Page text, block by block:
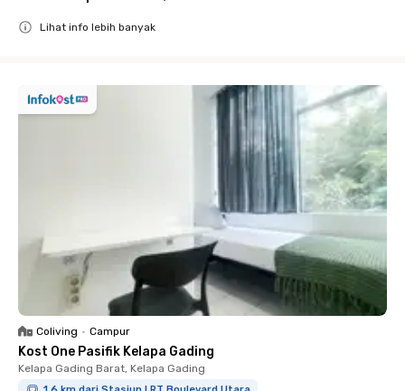
Lihat info lebih banyak
Coliving • Campur
Kost One Pasifik Kelapa Gading
Kelapa Gading Barat, Kelapa Gading